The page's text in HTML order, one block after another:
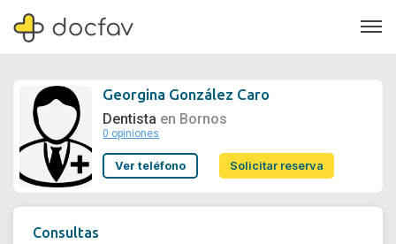
Soporte
Georgina González Caro
Dentista en Bornos
0 opiniones
Ver teléfono Solicitar reserva
Consultas